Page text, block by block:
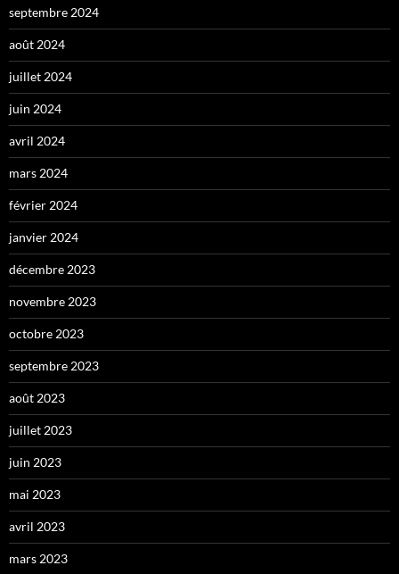
septembre 2024
août 2024
juillet 2024
juin 2024
avril 2024
mars 2024
février 2024
janvier 2024
décembre 2023
novembre 2023
octobre 2023
septembre 2023
août 2023
juillet 2023
juin 2023
mai 2023
avril 2023
mars 2023